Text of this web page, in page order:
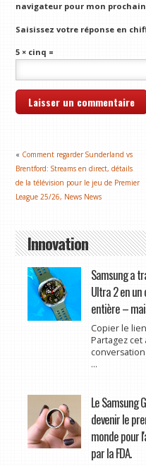
navigateur pour mon
Saisissez votre réponse en
5 × cinq =
« Comment regarder Sunderland vs
Brentford: Streams en direct, détails
de la télévision pour le jeu de Premier
League 25/26, News News
Innovation
Samsung a
Ultra 2 en
entière –
Copier le
Partagez cet
...
Le Samsung
devenir le
monde pour
par la FDA.